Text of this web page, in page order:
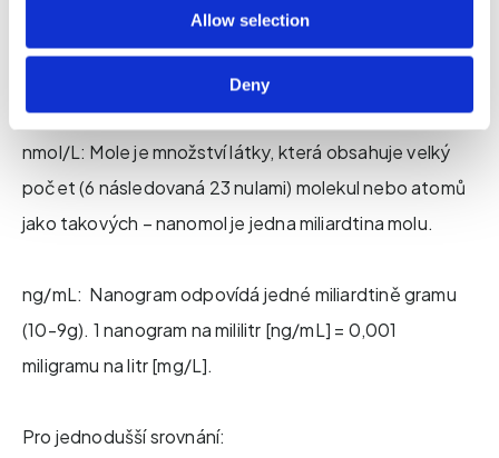
Allow selection
Deny
pomocí nanogramů na mililitr (nebo ng/mL). Dvě
odlišné měrné jednotky jsou něco jako metrický a
imperiální systém. Litr měří objem tekutin.
nmol/L: Mole je množství látky, která obsahuje velký
počet (6 následovaná 23 nulami) molekul nebo atomů
jako takových – nanomol je jedna miliardtina molu.
ng/mL: Nanogram odpovídá jedné miliardtině gramu
(10-9g). 1 nanogram na mililitr [ng/mL] = 0,001
miligramu na litr [mg/L].
Pro jednodušší srovnání: